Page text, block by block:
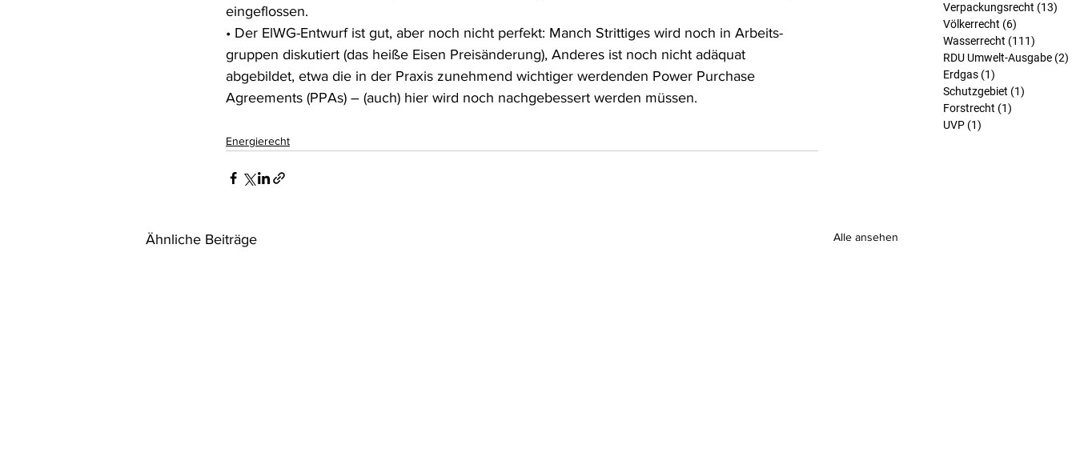
eingeflossen.
• Der ElWG-Entwurf ist gut, aber noch nicht perfekt: Manch Strittiges wird noch in Arbeits-
gruppen diskutiert (das heiße Eisen Preisänderung), Anderes ist noch nicht adäquat
abgebildet, etwa die in der Praxis zunehmend wichtiger werdenden Power Purchase
Agreements (PPAs) – (auch) hier wird noch nachgebessert werden müssen.
Energierecht
Ähnliche Beiträge Alle ansehen
Verpackungsrecht (13)
Völkerrecht (6)
Wasserrecht (111)
RDU Umwelt-Ausgabe (2)
Erdgas (1)
Schutzgebiet (1)
Forstrecht (1)
UVP (1)